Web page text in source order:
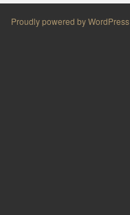
Proudly powered by WordPress